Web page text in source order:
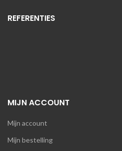
REFERENTIES
MIJN ACCOUNT
Mijn account
Mijn bestelling